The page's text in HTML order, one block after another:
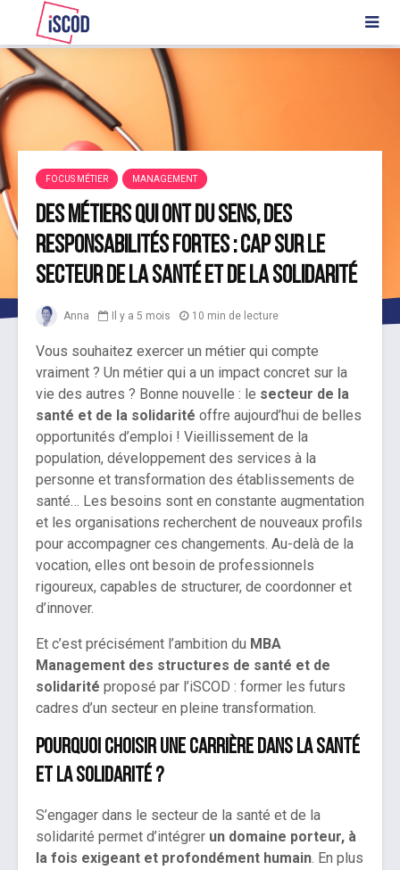
FOCUS MÉTIER MANAGEMENT
Des métiers qui ont du sens, des
responsabilités fortes : cap sur le
secteur de la santé et de la solidarité
Anna Il y a 5 mois 10 min de lecture
Vous souhaitez exercer un métier qui compte
vraiment ? Un métier qui a un impact concret sur la
vie des autres ? Bonne nouvelle : le secteur de la
santé et de la solidarité offre aujourd’hui de belles
opportunités d’emploi ! Vieillissement de la
population, développement des services à la
personne et transformation des établissements de
santé… Les besoins sont en constante augmentation
et les organisations recherchent de nouveaux profils
pour accompagner ces changements. Au-delà de la
vocation, elles ont besoin de professionnels
rigoureux, capables de structurer, de coordonner et
d’innover.
Et c’est précisément l’ambition du MBA
Management des structures de santé et de
solidarité proposé par l’iSCOD : former les futurs
cadres d’un secteur en pleine transformation.
Pourquoi choisir une carrière dans la santé
et la solidarité ?
S’engager dans le secteur de la santé et de la
solidarité permet d’intégrer un domaine porteur, à
la fois exigeant et profondément humain. En plus